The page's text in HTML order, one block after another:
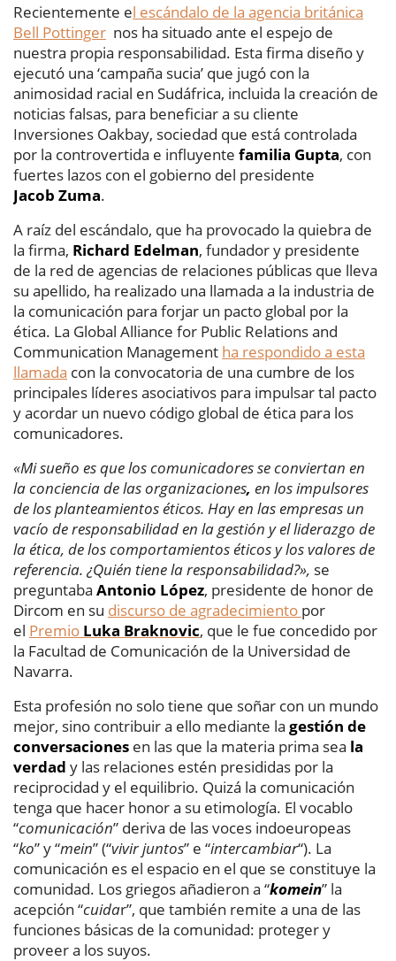
Recientemente el escándalo de la agencia británica
Bell Pottinger nos ha situado ante el espejo de
nuestra propia responsabilidad. Esta firma diseño y
ejecutó una ‘campaña sucia’ que jugó con la
animosidad racial en Sudáfrica, incluida la creación de
noticias falsas, para beneficiar a su cliente
Inversiones Oakbay, sociedad que está controlada
por la controvertida e influyente familia Gupta, con
fuertes lazos con el gobierno del presidente
Jacob Zuma.
A raíz del escándalo, que ha provocado la quiebra de
la firma, Richard Edelman, fundador y presidente
de la red de agencias de relaciones públicas que lleva
su apellido, ha realizado una llamada a la industria de
la comunicación para forjar un pacto global por la
ética. La Global Alliance for Public Relations and
Communication Management ha respondido a esta
llamada con la convocatoria de una cumbre de los
principales líderes asociativos para impulsar tal pacto
y acordar un nuevo código global de ética para los
comunicadores.
«Mi sueño es que los comunicadores se conviertan en
la conciencia de las organizaciones, en los impulsores
de los planteamientos éticos. Hay en las empresas un
vacío de responsabilidad en la gestión y el liderazgo de
la ética, de los comportamientos éticos y los valores de
referencia. ¿Quién tiene la responsabilidad?», se
preguntaba Antonio López, presidente de honor de
Dircom en su discurso de agradecimiento por
el Premio Luka Braknovic, que le fue concedido por
la Facultad de Comunicación de la Universidad de
Navarra.
Esta profesión no solo tiene que soñar con un mundo
mejor, sino contribuir a ello mediante la gestión de
conversaciones en las que la materia prima sea la
verdad y las relaciones estén presididas por la
reciprocidad y el equilibrio. Quizá la comunicación
tenga que hacer honor a su etimología. El vocablo
“comunicación” deriva de las voces indoeuropeas
“ko” y “mein” (“vivir juntos” e “intercambiar“). La
comunicación es el espacio en el que se constituye la
comunidad. Los griegos añadieron a “komein” la
acepción “cuidar”, que también remite a una de las
funciones básicas de la comunidad: proteger y
proveer a los suyos.